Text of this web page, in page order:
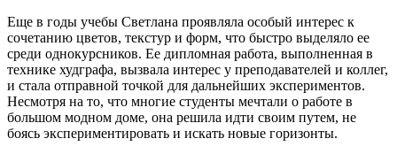
Еще в годы учебы Светлана проявляла особый интерес к
сочетанию цветов, текстур и форм, что быстро выделяло ее
среди однокурсников. Ее дипломная работа, выполненная в
технике худграфа, вызвала интерес у преподавателей и коллег,
и стала отправной точкой для дальнейших экспериментов.
Несмотря на то, что многие студенты мечтали о работе в
большом модном доме, она решила идти своим путем, не
боясь экспериментировать и искать новые горизонты.